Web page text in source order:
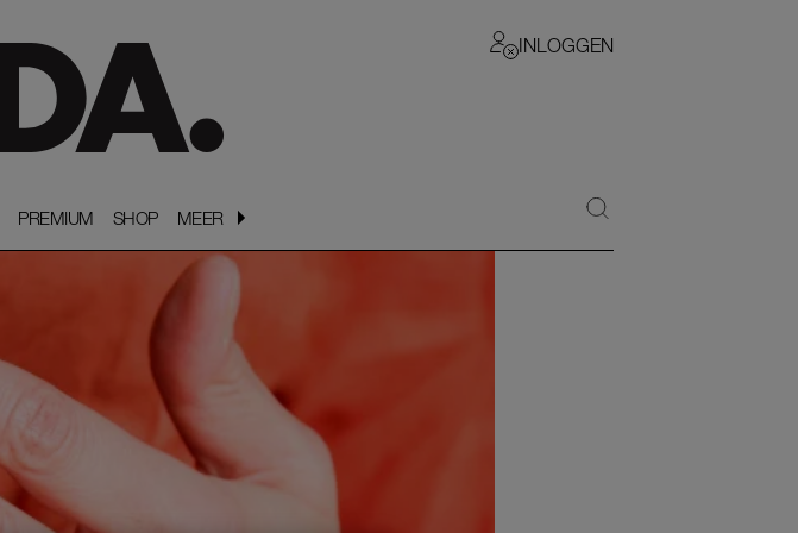
INLOGGEN
PREMIUM
PREMIUM SHOP
SHOP MEER
MEER